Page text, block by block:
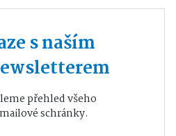
s naším
přehled všeho
schránky.